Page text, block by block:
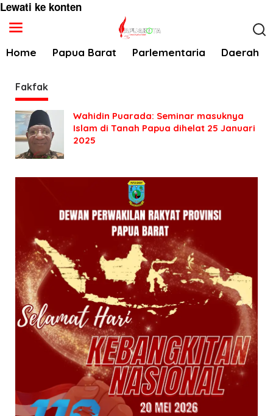
Lewati ke konten
Home Papua Barat Parlementaria Daerah
Fakfak
Wahidin Puarada: Seminar masuknya
Islam di Tanah Papua dihelat 25 Januari
2025